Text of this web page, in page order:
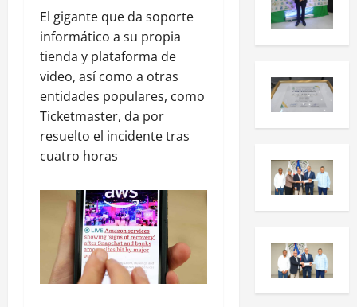
El gigante que da soporte
informático a su propia
tienda y plataforma de
video, así como a otras
entidades populares, como
Ticketmaster, da por
resuelto el incidente tras
cuatro horas